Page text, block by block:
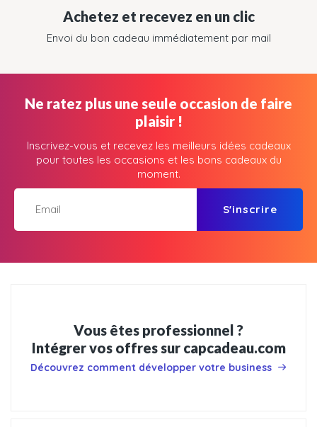
Achetez et recevez en un clic
Envoi du bon cadeau immédiatement par mail
Ne ratez plus une seule occasion de faire
plaisir !
Inscrivez-vous et recevez les meilleurs idées cadeaux
pour toutes les occasions et les bons cadeaux du
moment.
S'inscrire
Vous êtes professionnel ?
Intégrer vos offres sur capcadeau.com
Découvrez comment développer votre business